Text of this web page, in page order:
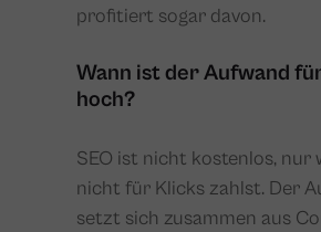
profitiert sogar davon.
Wann ist der Aufwand
hoch?
SEO ist nicht kostenlos, nur
nicht für Klicks zahlst. Der
setzt sich zusammen aus